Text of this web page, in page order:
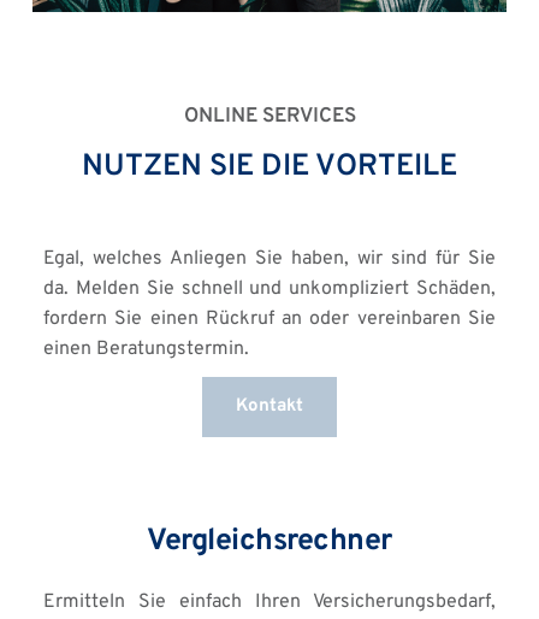
ONLINE SERVICES
NUTZEN SIE DIE VORTEILE
Egal, welches Anliegen Sie haben, wir sind für Sie
da. Melden Sie schnell und unkompliziert Schäden,
fordern Sie einen Rückruf an oder vereinbaren Sie
einen Beratungstermin.
Kontakt
Vergleichsrechner
Ermitteln Sie einfach Ihren Versicherungsbedarf,